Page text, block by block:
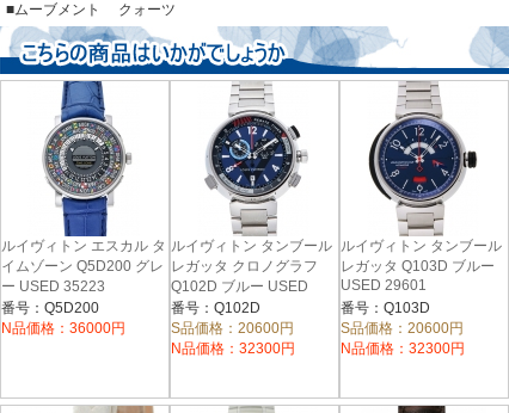
■ムーブメント クォーツ
ルイヴィトン エスカル タ
イムゾーン Q5D200 グレ
ー USED 35223
番号：Q5D200
N品価格：36000円
ルイヴィトン タンブール
レガッタ クロノグラフ
Q102D ブルー USED
35420
番号：Q102D
S品価格：20600円
N品価格：32300円
ルイヴィトン タンブール
レガッタ Q103D ブルー
USED 29601
番号：Q103D
S品価格：20600円
N品価格：32300円